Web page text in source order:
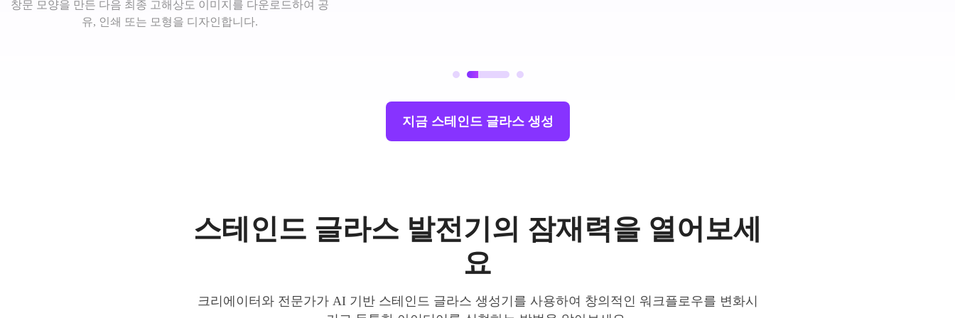
창문 모양을 만든 다음 최종 고해상도 이미지를 다운로드하여 공
유, 인쇄 또는 모형을 디자인합니다.
지금 스테인드 글라스 생성
스테인드 글라스 발전기의 잠재력을 열어보세
요
크리에이터와 전문가가 AI 기반 스테인드 글라스 생성기를 사용하여 창의적인 워크플로우를 변화시